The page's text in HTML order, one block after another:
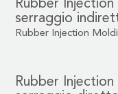
Rubber
serraggio
Rubber Injection
Rubber